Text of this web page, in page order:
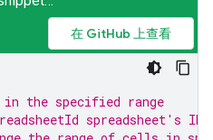
在 GitHub 上查看
in the specified range
spreadsheet's ID